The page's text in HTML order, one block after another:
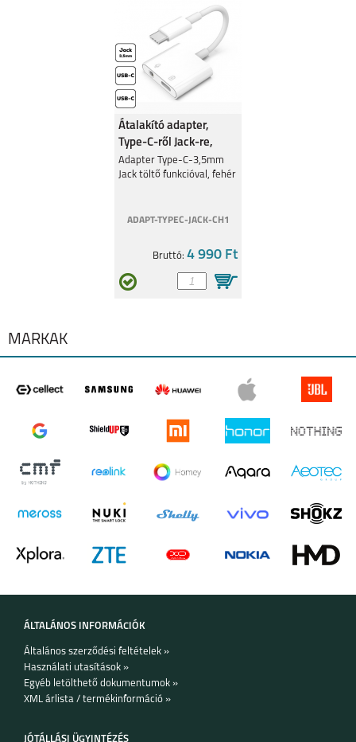
7I
Átalakító adapter,
Type-C-ről Jack-re,
Fehér
Adapter Type-C-3,5mm
Jack töltő funkcióval, fehér
ADAPT-TYPEC-JACK-CH1
Bruttó: 4 990 Ft
MÁRKÁK
ÁLTALÁNOS INFORMÁCIÓK
Általános szerződési feltételek »
Használati utasítások »
Egyéb letölthető dokumentumok »
XML árlista / termékinformáció »
JÓTÁLLÁSI ÜGYINTÉZÉS